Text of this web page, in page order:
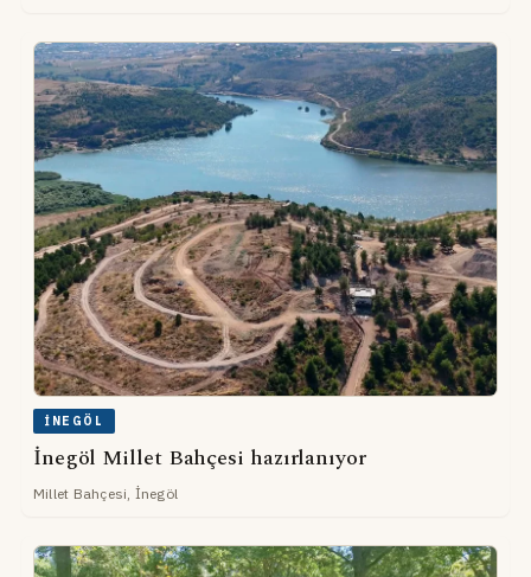
İNEGÖL
İnegöl Millet Bahçesi hazırlanıyor
Millet Bahçesi, İnegöl